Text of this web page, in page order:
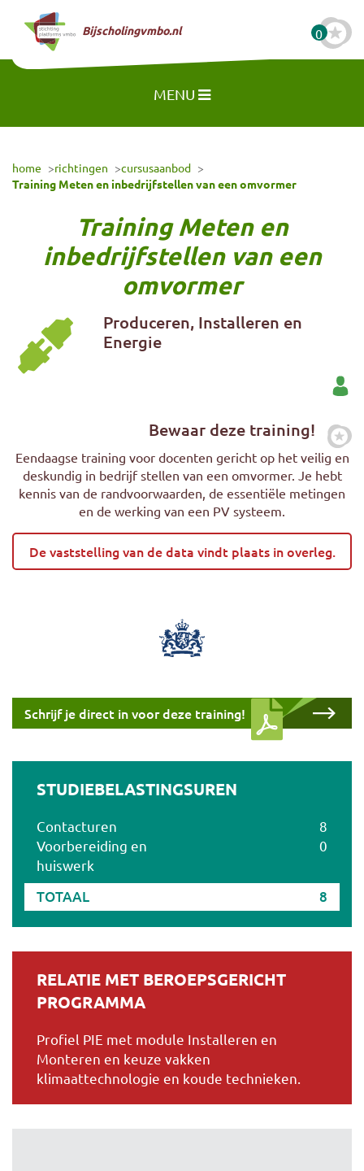
Naar hoofdinhoud
Bijscholingvmbo.nl 0
MENU
home richtingen
cursusaanbod
Training Meten en inbedrijfstellen van een omvormer
Training Meten en
inbedrijfstellen van een
omvormer
Produceren, Installeren en
Energie
Bewaar deze training!
Eendaagse training voor docenten gericht op het veilig en
deskundig in bedrijf stellen van een omvormer. Je hebt
kennis van de randvoorwaarden, de essentiële metingen
en de werking van een PV systeem.
De vaststelling van de data vindt plaats in overleg.
Schrijf je direct in voor deze training! Download cursus
STUDIEBELASTINGSUREN
Contacturen
8
Voorbereiding en
huiswerk
0
TOTAAL 8
RELATIE MET BEROEPSGERICHT
PROGRAMMA
Profiel PIE met module Installeren en
Monteren en keuze vakken
klimaattechnologie en koude technieken.